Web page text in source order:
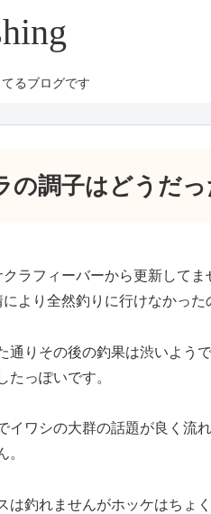
るブログです
の調子はどうだ
ラフィーバーから更新して
より全然釣りに行けなかっ
通りその後の釣果は渋いよう
たっぽいです。
イワシの大群の話題が良く流
。
は釣れませんがホッケはちょ